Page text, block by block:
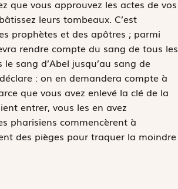
que vous approuvez les actes de vos
leurs tombeaux. C’est
prophètes et des apôtres ; parmi
rendre compte du sang de tous les
sang d’Abel jusqu’au sang de
: on en demandera compte à
que vous avez enlevé la clé de la
entrer, vous les en avez
pharisiens commencèrent à
des pièges pour traquer la moindre